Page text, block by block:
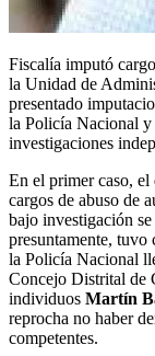
Fiscalía imputó
la Unidad de
presentado
la Policía Nacional y
investigaciones
En el primer caso, el
cargos de abuso de
bajo investigación
presuntamente,
la Policía Nacional
Concejo Distrital de
individuos Martín
reprocha no haber
competentes.